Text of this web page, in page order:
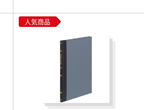
人気商品